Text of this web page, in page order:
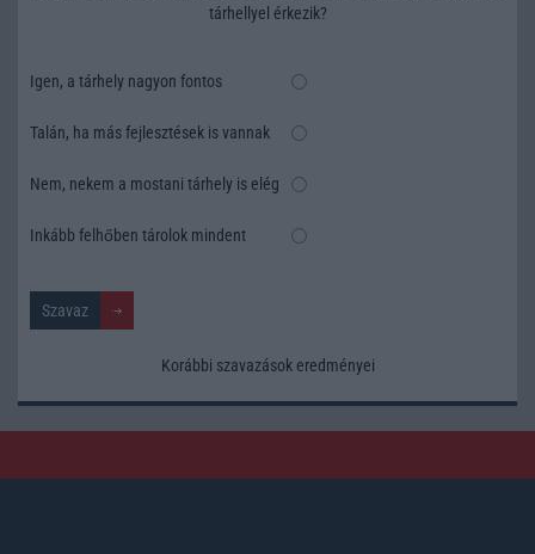
tárhellyel érkezik?
Igen, a tárhely nagyon fontos
Talán, ha más fejlesztések is vannak
Nem, nekem a mostani tárhely is elég
Inkább felhőben tárolok mindent
Korábbi szavazások eredményei